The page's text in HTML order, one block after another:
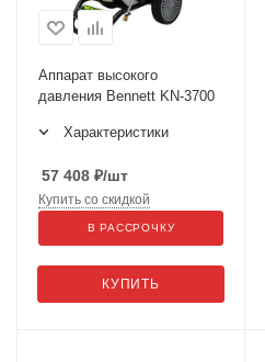
Аппарат высокого
давления Bennett KN-3700
Характеристики
57 408 ₽/шт
КУПИТЬ
Купить со скидкой
В РАССРОЧКУ